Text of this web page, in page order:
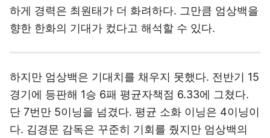
하게 경력은 최원태가 더 화려하다. 그만큼 엄상백을
향한 한화의 기대가 컸다고 해석할 수 있다.
하지만 엄상백은 기대치를 채우지 못했다. 전반기 15
경기에 등판해 1승 6패 평균자책점 6.33에 그쳤다.
단 7번만 5이닝을 넘겼다. 평균 소화 이닝은 4이닝이
다. 김경문 감독은 꾸준히 기회를 줬지만 엄상백의